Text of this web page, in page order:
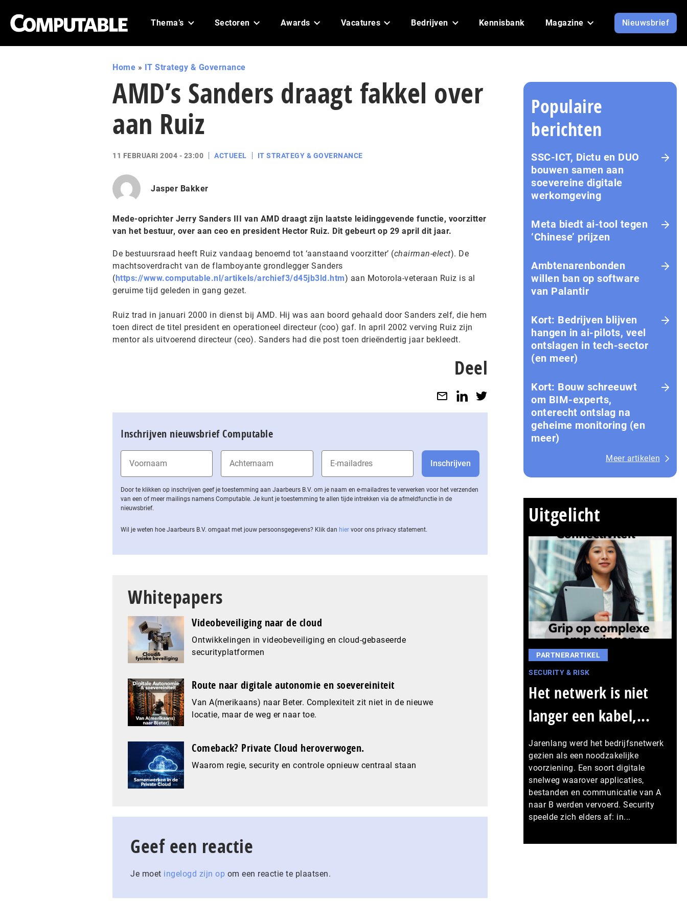
Thema’s Sectoren Awards Vacatures Bedrijven Kennisbank Magazine Nieuwsbrief
Home » IT Strategy & Governance
AMD’s Sanders draagt fakkel over
aan Ruiz
11 FEBRUARI 2004 - 23:00 ACTUEEL IT STRATEGY & GOVERNANCE
Jasper Bakker
Mede-oprichter Jerry Sanders III van AMD draagt zijn laatste leidinggevende functie, voorzitter
van het bestuur, over aan ceo en president Hector Ruiz. Dit gebeurt op 29 april dit jaar.
De bestuursraad heeft Ruiz vandaag benoemd tot ‘aanstaand voorzitter’ (chairman-elect). De
machtsoverdracht van de flamboyante grondlegger Sanders
(https://www.computable.nl/artikels/archief3/d45jb3ld.htm) aan Motorola-veteraan Ruiz is al
geruime tijd geleden in gang gezet.
Ruiz trad in januari 2000 in dienst bij AMD. Hij was aan boord gehaald door Sanders zelf, die hem
toen direct de titel president en operationeel directeur (coo) gaf. In april 2002 verving Ruiz zijn
mentor als uitvoerend directeur (ceo). Sanders had die post toen drieëndertig jaar bekleedt.
Deel
Inschrijven nieuwsbrief Computable
Door te klikken op inschrijven geef je toestemming aan Jaarbeurs B.V. om je naam en e-mailadres te verwerken voor het verzenden
van een of meer mailings namens Computable. Je kunt je toestemming te allen tijde intrekken via de af­meld­func­tie in de
nieuwsbrief.
Wil je weten hoe Jaarbeurs B.V. omgaat met jouw per­soons­ge­ge­vens? Klik dan hier voor ons privacy statement.
Whitepapers
Videobeveiliging naar de cloud
Ontwikkelingen in videobeveiliging en cloud-gebaseerde
securityplatformen
Route naar digitale autonomie en soevereiniteit
Van A(merikaans) naar Beter. Complexiteit zit niet in de nieuwe
locatie, maar de weg er naar toe.
Comeback? Private Cloud heroverwogen.
Waarom regie, security en controle opnieuw centraal staan
Geef een reactie
Je moet ingelogd zijn op om een reactie te plaatsen.
Populaire
berichten
SSC-ICT, Dictu en DUO
bouwen samen aan
soevereine digitale
werkomgeving
Meta biedt ai-tool tegen
‘Chinese’ prijzen
Ambtenarenbonden
willen ban op software
van Palantir
Kort: Bedrijven blijven
hangen in ai-pilots, veel
ontslagen in tech-sector
(en meer)
Kort: Bouw schreeuwt
om BIM-experts,
onterecht ontslag na
geheime monitoring (en
meer)
Meer artikelen
Uitgelicht
PARTNERARTIKEL
SECURITY & RISK
Het netwerk is niet
langer een kabel,...
Jarenlang werd het bedrijfsnetwerk
gezien als een noodzakelijke
voorziening. Een soort digitale
snelweg waarover applicaties,
bestanden en communicatie van A
naar B werden vervoerd. Security
speelde zich elders af: in...